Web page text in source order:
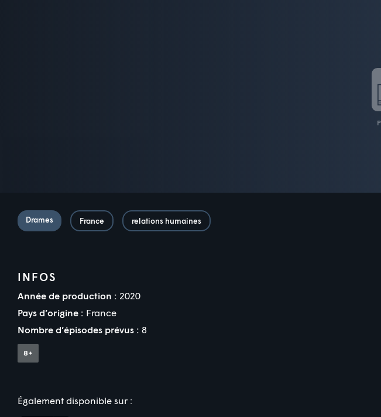
Drames France relations humaines
INFOS
Année de production : 2020
Pays d’origine : France
Nombre d’épisodes prévus : 8
Également disponible sur :